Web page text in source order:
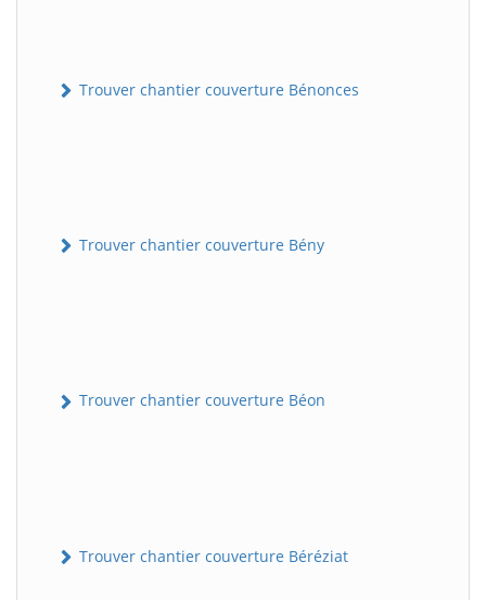
Trouver chantier couverture Bénonces
Trouver chantier couverture Bény
Trouver chantier couverture Béon
Trouver chantier couverture Béréziat